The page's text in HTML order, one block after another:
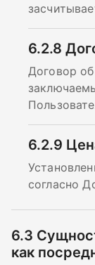
6.2.8
Договор об
6.2.9
согласно
6.3
как